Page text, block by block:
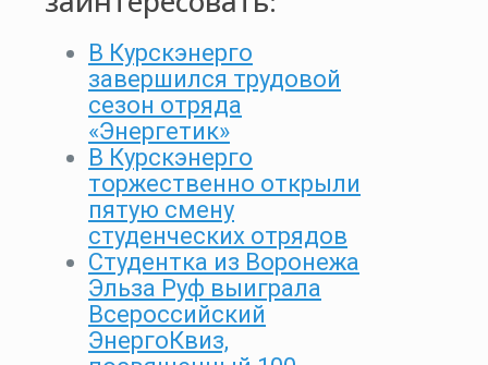
В Курскэнерго
завершился трудовой
сезон отряда
«Энергетик»
В Курскэнерго
торжественно открыли
пятую смену
студенческих отрядов
Студентка из Воронежа
Эльза Руф выиграла
Всероссийский
ЭнергоКвиз,